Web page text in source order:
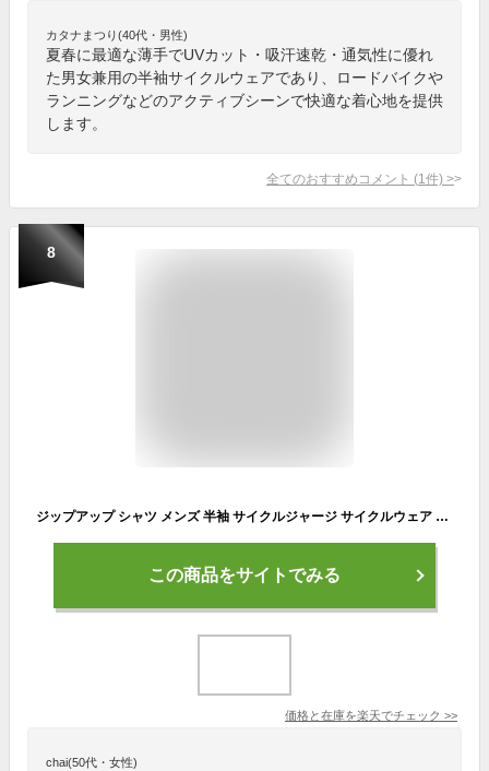
カタナまつり(40代・男性)
夏春に最適な薄手でUVカット・吸汗速乾・通気性に優れ
た男女兼用の半袖サイクルウェアであり、ロードバイクや
ランニングなどのアクティブシーンで快適な着心地を提供
します。
全てのおすすめコメント (1 件) >
8
ジップアップ シャツ メンズ 半袖 サイクルジャージ サイクルウェア スポーツウェア ジャージ 自転車 吸汗速乾 通気性 伸縮性
この商品をサイトでみる
価格と在庫を楽天でチェック >>
chai(50代・女性)